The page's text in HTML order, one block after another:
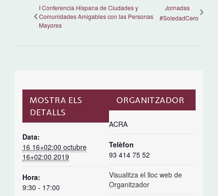
I Conferencia Hispana de Ciudades y
Comunidades Amigables con las Personas
Mayores
Jornadas
#SoledadCero
MOSTRA ELS
DETALLS
Data:
16 16+02:00 octubre
16+02:00 2019
Hora:
9:30 - 17:00
ORGANITZADOR
ACRA
Telèfon
93 414 75 52
Visualitza el lloc web de
Organitzador